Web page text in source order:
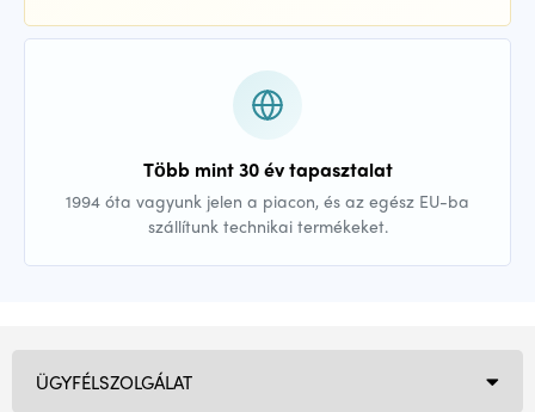
Több mint 30 év tapasztalat
1994 óta vagyunk jelen a piacon, és az egész EU-ba
szállítunk technikai termékeket.
ÜGYFÉLSZOLGÁLAT